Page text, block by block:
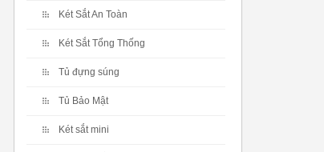
Két Sắt An Toàn
Két Sắt Tổng Thống
Tủ đựng súng
Tủ Bảo Mật
Két sắt mini